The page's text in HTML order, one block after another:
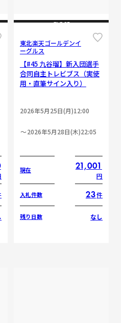
CLOSE
東北楽天ゴールデンイ
ーグルス
【#45 九谷瑠】新入団選手
合同自主トレビブス（実使
用・直筆サイン入り）
2026年5月25日(月)12:00
2026年5月28日(木)22:05
現在 21,001
円
入札件数 23件
残り日数 なし